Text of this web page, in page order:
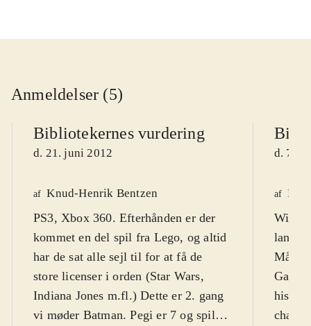
Anmeldelser (5)
Bibliotekernes vurdering
d. 21. juni 2012
af Knud-Henrik Bentzen
PS3, Xbox 360. Efterhånden er der
kommet en del spil fra Lego, og altid
har de sat alle sejl til for at få de
store licenser i orden (Star Wars,
Indiana Jones m.fl.) Dette er 2. gang
vi møder Batman. Pegi er 7 og spillet
d. 7.
af
WiiU.
lange